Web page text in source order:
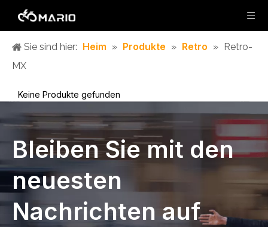
Sie sind hier: Heim » Produkte » Retro » Retro-
MX
Keine Produkte gefunden
Bleiben Sie mit den
neuesten
Nachrichten auf